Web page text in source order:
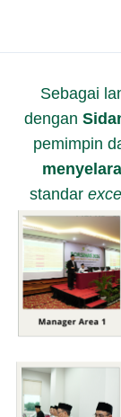
Sebagai
dengan
pemimpin
standar
utuh